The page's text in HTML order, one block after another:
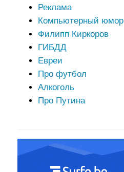
Реклама
Компьютерный юмор
Филипп Киркоров
ГИБДД
Евреи
Про футбол
Алкоголь
Про Путина